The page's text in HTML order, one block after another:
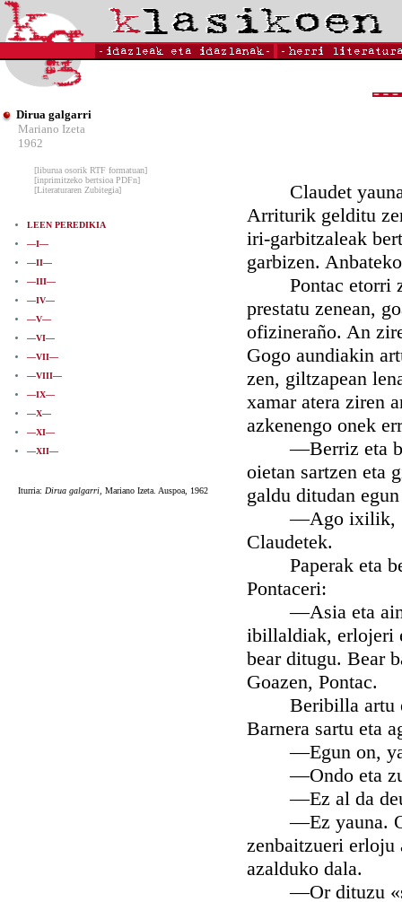
Dirua galgarri
Mariano Izeta
1962
[liburua osorik RTF formatuan]
[inprimitzeko bertsioa PDFn]
[Literaturaren Zubitegia]
LEEN PEREDIKIA
—I—
—II—
—III—
—IV—
—V—
—VI—
—VII—
—VIII—
—IX—
—X—
—XI—
—XII—
Iturria: Dirua galgarri, Mariano Izeta. Auspoa, 1962
Claudet
Arriturik gelditu
iri-garbitzaleak
garbizen.
Pontac etorri
prestatu zenean,
ofizineraño. An
Gogo aundiakin
zen, giltzapean
xamar atera ziren
azkenengo onek
—Berriz eta
oietan sartzen eta
galdu ditudan
—Ago ixilik,
Claudetek.
Paperak eta
Pontaceri:
—Asia eta ain
ibillaldiak, erlojeri
bear ditugu. Bear
Goazen, Pontac.
Beribilla artu
Barnera sartu eta
—Egun on,
—Ondo eta
—Ez al da deus
—Ez yauna.
zenbaitzueri erloju
azalduko dala.
—Or dituzu